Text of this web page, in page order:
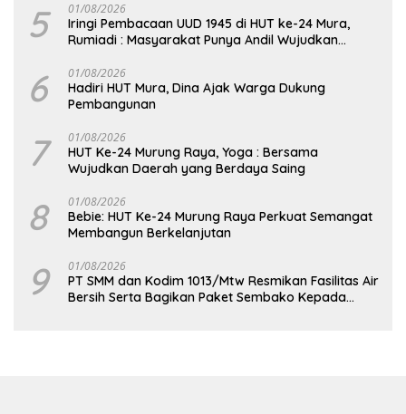
5 01/08/2026
Iringi Pembacaan UUD 1945 di HUT ke-24 Mura,
Rumiadi : Masyarakat Punya Andil Wujudkan
6 01/08/2026
Hadiri HUT Mura, Dina Ajak Warga Dukung
Pembangunan
7 01/08/2026
HUT Ke-24 Murung Raya, Yoga : Bersama
Wujudkan Daerah yang Berdaya Saing
8 01/08/2026
Bebie: HUT Ke-24 Murung Raya Perkuat Semangat
Membangun Berkelanjutan
9 01/08/2026
PT SMM dan Kodim 1013/Mtw Resmikan Fasilitas Air
Bersih Serta Bagikan Paket Sembako Kepada